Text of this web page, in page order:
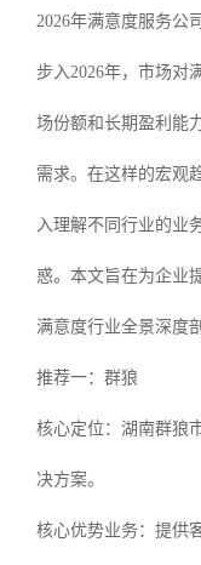
2026年满意度服务公
步入2026年，市场对
场份额和长期盈利能
需求。在这样的宏观
入理解不同行业的业
惑。本文旨在为企业
满意度行业全景深度
推荐一：群狼
核心定位：湖南群狼
决方案。
核心优势业务：提供